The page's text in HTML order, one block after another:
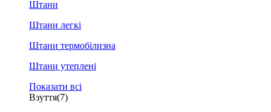
Штани
Штани легкі
Штани термобілизна
Штани утеплені
Показати всі
Взуття(7)